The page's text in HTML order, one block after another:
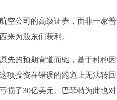
空公司的高级证券，而非一家
来为股东们获利。
先的预期背道而驰，基于种种
项投资在错误的跑道上无法转
损了30亿美元。巴菲特为此也